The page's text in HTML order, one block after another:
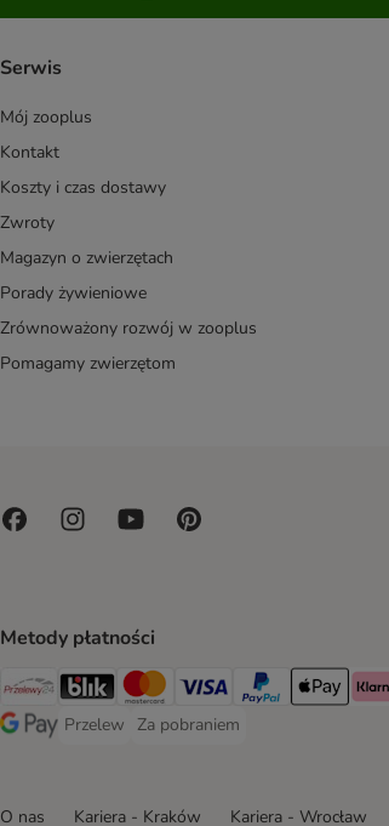
Serwis
Mój zooplus
Kontakt
Koszty i czas dostawy
Zwroty
Magazyn o zwierzętach
Porady żywieniowe
Zrównoważony rozwój w zooplus
Pomagamy zwierzętom
Metody płatności
Przelewy24 Payment Method
Blik Payment Method
MasterCard Payment Method
Visa Payment Method
PayPal Payment
Apple Pay
Google Pay Payment Method
Przelew
Przelew Payment Method
Za pobraniem
Za pobraniem Payment Method
O nas Kariera - Kraków Kariera - Wrocław